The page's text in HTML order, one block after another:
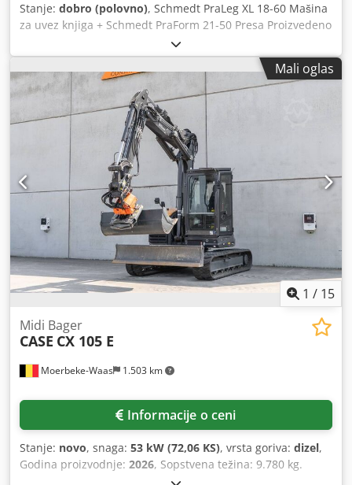
Stanje: dobro (polovno), Schmedt PraLeg XL 18-60 Mašina
za uvez knjiga + Schmedt PraForm 21-50 Presa Proizvedeno
2022. godine. Schmedt PraLeg XL 18-60 Uređaj za kačenje
knjižnog bloka Mašina u dobrom stanju, spremna za rad.
Mašina ubacuje knjižni blok u pripremljenu tvrdu koricu.
Chjdpfx Aozdazbsn Usa Dva uređaja za nanošenje lepka,
kontinuirano podešavanje debljine lepka. Format: Visina
bloka: 80 – 450 mm Širina bloka: 110 – 450 mm Debljina
bloka: 2 – 80 mm Kapacitet: oko 200 – 300 kom/h
Napajanje: 230V Težina: 300 kg Proizvedeno u Nemačkoj.
Schmedt PraForm 21-50 Presa za knjige Presa za knjige sa
glodačem za žlebove. Proizvedeno u Schmedt, Nemačka.
Mašina je u veoma dobrom stanju, odmah spremna za
proizvodnju. Tehničke specifikacije: Maksimalni format:
420 x 520 x 100 mm Težina: 220 kg Napajanje: 230 V +
komprimovani vazduh. Cena je za set od dve mašine.
Mali oglas
1 / 15
Moerbeke-Waas 1.503 km
Midi Bager
CASE CX 105 E
Informacije o ceni
Stanje: novo, snaga: 53 kW (72,06 KS), vrsta goriva: dizel,
Godina proizvodnje: 2026, Sopstvena težina: 9.780 kg.
Cjdpfx Ajzrrw Aen Uoha Za više informacija, obratite se